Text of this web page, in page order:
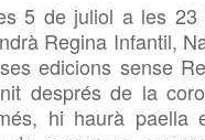
5 de juliol a les
Regina Infantil,
edicions sense
després de la
hi haurà paella